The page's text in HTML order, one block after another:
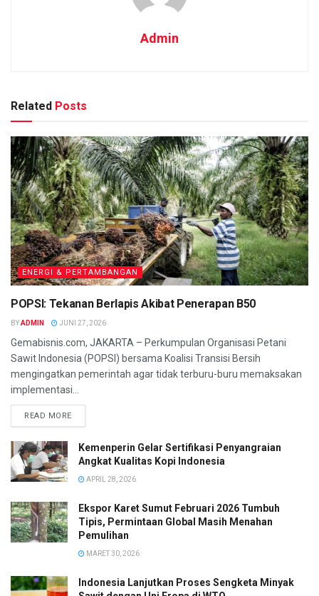
Admin
Related Posts
ENERGI & PERTAMBANGAN
POPSI: Tekanan Berlapis Akibat Penerapan B50
BYADMIN JUNI 27, 2026
Gemabisnis.com, JAKARTA – Perkumpulan Organisasi Petani
Sawit Indonesia (POPSI) bersama Koalisi Transisi Bersih
mengingatkan pemerintah agar tidak terburu-buru memaksakan
implementasi...
READ MORE
Kemenperin Gelar Sertifikasi Penyangraian
Angkat Kualitas Kopi Indonesia
APRIL 28, 2026
Ekspor Karet Sumut Februari 2026 Tumbuh
Tipis, Permintaan Global Masih Menahan
Pemulihan
MARET 30, 2026
Indonesia Lanjutkan Proses Sengketa Minyak